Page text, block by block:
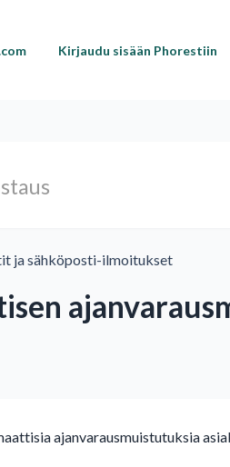
Kirjaudu sisään Phorestiin
ja sähköposti-ilmoitukset
ajanvarausmuistutuksia